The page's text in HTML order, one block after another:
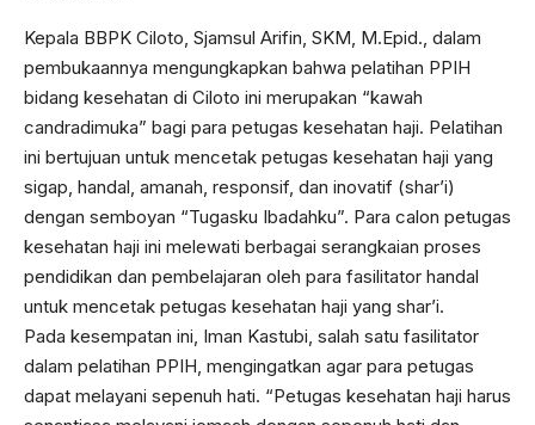
Kepala BBPK Ciloto, Sjamsul Arifin, SKM, M.Epid., dalam
pembukaannya mengungkapkan bahwa pelatihan PPIH
bidang kesehatan di Ciloto ini merupakan “kawah
candradimuka” bagi para petugas kesehatan haji. Pelatihan
ini bertujuan untuk mencetak petugas kesehatan haji yang
sigap, handal, amanah, responsif, dan inovatif (shar’i)
dengan semboyan “Tugasku Ibadahku”. Para calon petugas
kesehatan haji ini melewati berbagai serangkaian proses
pendidikan dan pembelajaran oleh para fasilitator handal
untuk mencetak petugas kesehatan haji yang shar’i.
Pada kesempatan ini, Iman Kastubi, salah satu fasilitator
dalam pelatihan PPIH, mengingatkan agar para petugas
dapat melayani sepenuh hati. “Petugas kesehatan haji harus